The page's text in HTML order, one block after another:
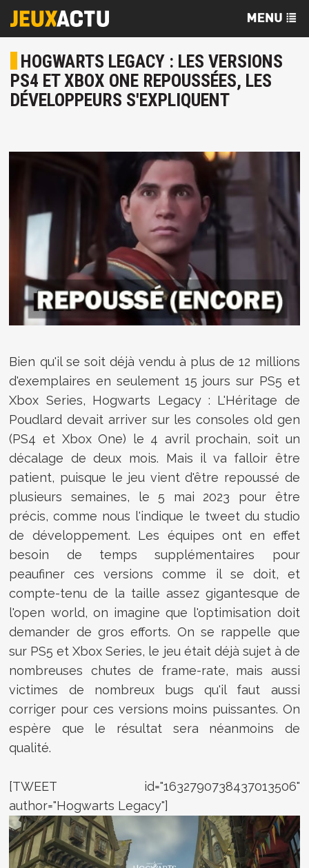
HOGWARTS LEGACY : LES VERSIONS
PS4 ET XBOX ONE REPOUSSÉES, LES
DÉVELOPPEURS S'EXPLIQUENT
Bien qu'il se soit déjà vendu à plus de 12 millions
d'exemplaires en seulement 15 jours sur PS5 et
Xbox Series, Hogwarts Legacy : L'Héritage de
Poudlard devait arriver sur les consoles old gen
(PS4 et Xbox One) le 4 avril prochain, soit un
décalage de deux mois. Mais il va falloir être
patient, puisque le jeu vient d'être repoussé de
plusieurs semaines, le 5 mai 2023 pour être
précis, comme nous l'indique le tweet du studio
de développement. Les équipes ont en effet
besoin de temps supplémentaires pour
peaufiner ces versions comme il se doit, et
compte-tenu de la taille assez gigantesque de
l'open world, on imagine que l'optimisation doit
demander de gros efforts. On se rappelle que
sur PS5 et Xbox Series, le jeu était déjà sujet à de
nombreuses chutes de frame-rate, mais aussi
victimes de nombreux bugs qu'il faut aussi
corriger pour ces versions moins puissantes. On
espère que le résultat sera néanmoins de
qualité.
[TWEET id="1632790738437013506"
author="Hogwarts Legacy"]